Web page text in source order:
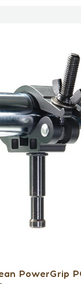
PowerGrip